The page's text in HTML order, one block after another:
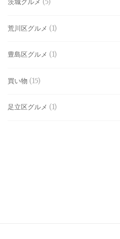
茨城グルメ (5)
荒川区グルメ (1)
豊島区グルメ (1)
買い物 (15)
足立区グルメ (1)